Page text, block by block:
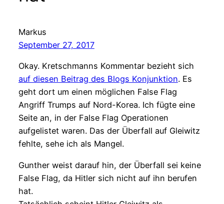
Markus
September 27, 2017
Okay. Kretschmanns Kommentar bezieht sich
auf diesen Beitrag des Blogs Konjunktion. Es
geht dort um einen möglichen False Flag
Angriff Trumps auf Nord-Korea. Ich fügte eine
Seite an, in der False Flag Operationen
aufgelistet waren. Das der Überfall auf Gleiwitz
fehlte, sehe ich als Mangel.
Gunther weist darauf hin, der Überfall sei keine
False Flag, da Hitler sich nicht auf ihn berufen
hat.